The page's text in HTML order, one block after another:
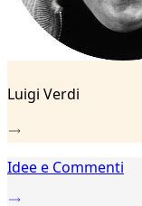
Luigi Verdi
Idee e Commenti